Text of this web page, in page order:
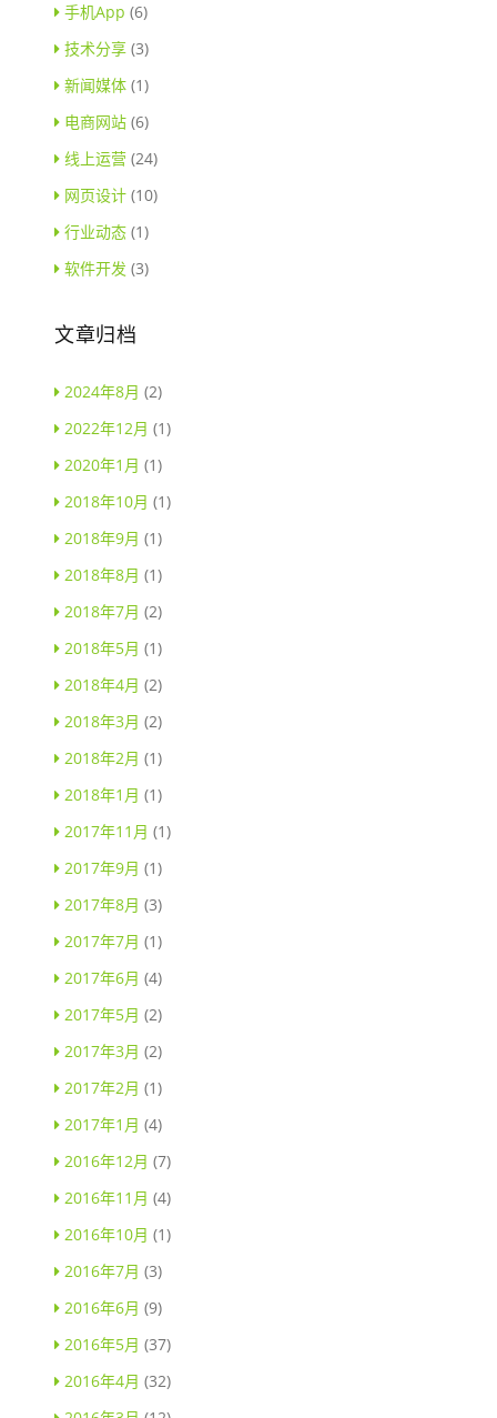
手机App (6)
技术分享 (3)
新闻媒体 (1)
电商网站 (6)
线上运营 (24)
网页设计 (10)
行业动态 (1)
软件开发 (3)
文章归档
2024年8月 (2)
2022年12月 (1)
2020年1月 (1)
2018年10月 (1)
2018年9月 (1)
2018年8月 (1)
2018年7月 (2)
2018年5月 (1)
2018年4月 (2)
2018年3月 (2)
2018年2月 (1)
2018年1月 (1)
2017年11月 (1)
2017年9月 (1)
2017年8月 (3)
2017年7月 (1)
2017年6月 (4)
2017年5月 (2)
2017年3月 (2)
2017年2月 (1)
2017年1月 (4)
2016年12月 (7)
2016年11月 (4)
2016年10月 (1)
2016年7月 (3)
2016年6月 (9)
2016年5月 (37)
2016年4月 (32)